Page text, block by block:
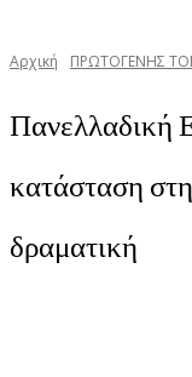
Αρχική ΠΡΩΤΟΓΕΝΗΣ
Πανελλαδική
κατάσταση
δραματική